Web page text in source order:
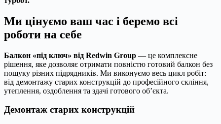
Ми цінуємо ваш час і беремо всі
роботи на себе
Балкон «під ключ» від Redwin Group — це комплексне
рішення, яке дозволяє отримати повністю готовий балкон без
пошуку різних підрядників. Ми виконуємо весь цикл робіт:
від демонтажу старих конструкцій до професійного скління,
утеплення, оздоблення та здачі готового об’єкта.
Демонтаж старих конструкцій